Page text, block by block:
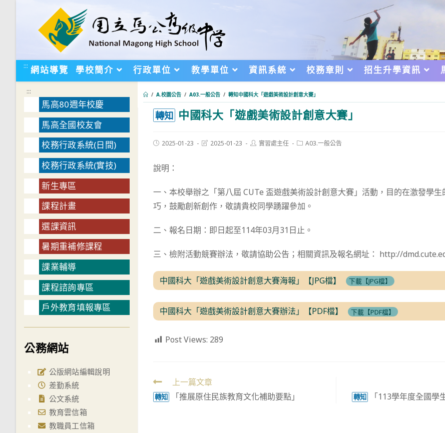
::: 網站導覽 學校簡介 行政單位 教學單位 資訊系統 校務章則 招生升學資訊
/ A.校園公告 / A03.一般公告 / 轉知中國科大「遊戲美術設計創意大賽」
轉知 中國科大「遊戲美術設計創意大賽」
Post2025-01-23
Post2025-01-23
Post實習處主任
PostA03.一般公告
說明：
一、本校舉辦之「第八屆 CUTe 盃遊戲美術設計創意大賽」活動，目的在激發學
巧，鼓勵創新創作，敬請貴校同學踴躍參加。
二、報名日期：即日起至114年03月31日止。
三、檢附活動競賽辦法，敬請協助公告；相關資訊及報名網址： http://
中國科大「遊戲美術設計創意大賽海報」【JPG檔】 下載【JPG檔】
中國科大「遊戲美術設計創意大賽辦法」【PDF檔】 下載【PDF檔】
Post Views: 289
Read
more
上一篇文章
轉知 「推展原住民族教育文化補助要點」 轉知
「113學年度全國
:::
馬高80週年校慶
馬高全國校友會
校務行政系統(日間)
校務行政系統(實技)
新生專區
課程計畫
選課資訊
暑期重補修課程
課業輔導
課程諮詢專區
戶外教育填報專區
公務網站
公版網站編輯說明
差勤系統
公文系統
教育雲信箱
教職員工信箱